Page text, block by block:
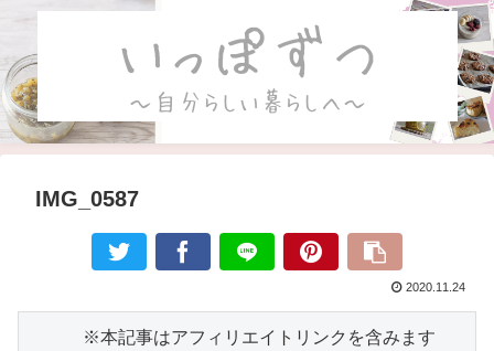
IMG_0587
2020.11.24
※本記事はアフィリエイトリンクを含みます